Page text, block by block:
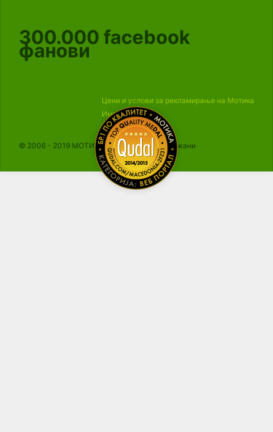
300.000 facebook
фанови
Цени и услови за рекламирање на Мотика
Импресум
© 2006 - 2019 МОТИКА, Сите права се задржани